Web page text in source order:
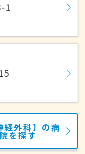
1
経外科】の病
を探す